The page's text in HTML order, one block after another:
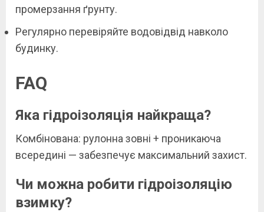
промерзання ґрунту.
Регулярно перевіряйте водовідвід навколо
будинку.
FAQ
Яка гідроізоляція найкраща?
Комбінована: рулонна зовні + проникаюча
всередині — забезпечує максимальний захист.
Чи можна робити гідроізоляцію
взимку?